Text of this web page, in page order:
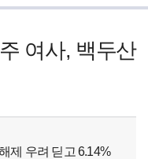
여사, 백두산
제 우려 딛고 6.14%